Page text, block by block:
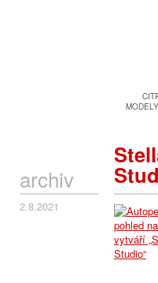
MODELY
archiv
2.8.2021